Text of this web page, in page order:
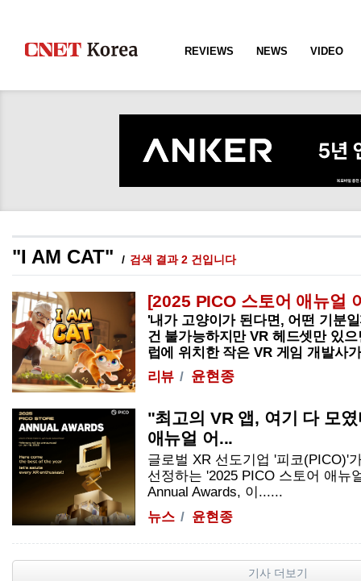
REVIEWS NEWS VIDEO
"I AM CAT" 검색 결과 2 건입니다
[2025 PICO 스토어 애뉴얼
'내가 고양이가 된다면, 어떤 기분
건 불가능하지만 VR 헤드셋만 있
럽에 위치한 작은 VR 게임 개발사
리뷰
윤현종
"최고의 VR 앱, 여기 다 모
애뉴얼 어...
글로벌 XR 선도기업 '피코(PICO)'
선정하는 '2025 PICO 스토어 애뉴
Annual Awards, 이......
뉴스
윤현종
기사 더보기